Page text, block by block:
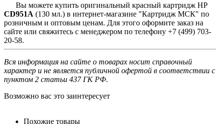
Вы можете купить оригинальный красный картридж HP
CD951A (130 мл.) в интернет-магазине "Картридж МСК" по
розничным и оптовым ценам. Для этого оформите заказ на
сайте или свяжитесь с менеджером по телефону +7 (499) 703-
20-58.
Вся информация на сайте о товарах носит справочный
характер и не является публичной офертой в соответствии с
пунктом 2 статьи 437 ГК РФ.
Возможно вас это заинтересует
Похожие товары